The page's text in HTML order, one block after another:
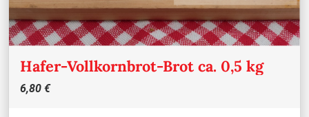
Hafer-Vollkornbrot-Brot ca. 0,5 kg
6,80 €